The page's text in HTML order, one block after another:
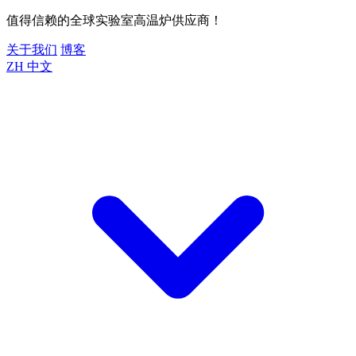
值得信赖的全球实验室高温炉供应商！
关于我们 博客
ZH 中文